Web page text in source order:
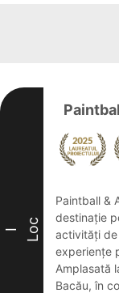
I Loc
Paintball &
destinație
activități
experiențe
Amplasată
Bacău, în